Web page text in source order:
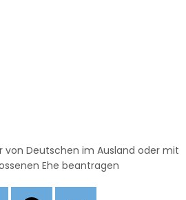
von Deutschen im Ausland oder mit
Ehe beantragen